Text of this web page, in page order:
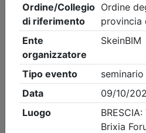
Criteri di ricerca applicati:
- Tipo Ordine/collegio:
Brescia- Eventi in
Precedente 2